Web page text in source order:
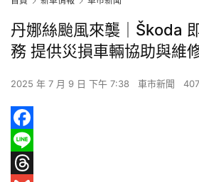
首
頁
丹娜絲颱風來襲｜Škoda
務 提供災損車輛協助與維
2025 年 7 月 9 日 下午 7:38 車市新聞
F
aL